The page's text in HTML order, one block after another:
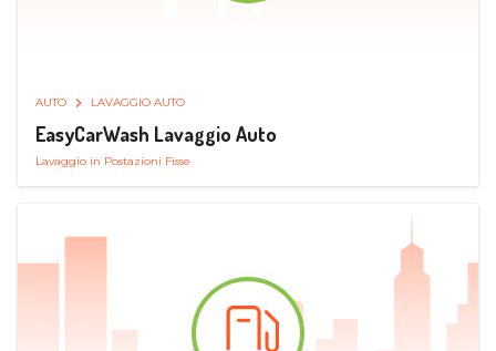
AUTO LAVAGGIO AUTO
EasyCarWash Lavaggio Auto
Lavaggio in Postazioni Fisse